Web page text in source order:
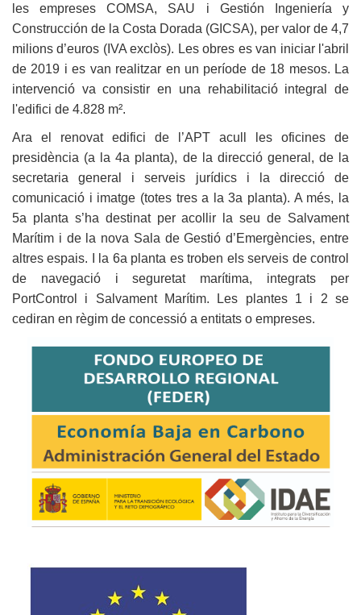
les empreses COMSA, SAU i Gestión Ingeniería y
Construcción de la Costa Dorada (GICSA), per valor de 4,7
milions d’euros (IVA exclòs). Les obres es van iniciar l'abril
de 2019 i es van realitzar en un període de 18 mesos. La
intervenció va consistir en una rehabilitació integral de
l'edifici de 4.828 m².
Ara el renovat edifici de l’APT acull les oficines de
presidència (a la 4a planta), de la direcció general, de la
secretaria general i serveis jurídics i la direcció de
comunicació i imatge (totes tres a la 3a planta). A més, la
5a planta s’ha destinat per acollir la seu de Salvament
Marítim i de la nova Sala de Gestió d’Emergències, entre
altres espais. I la 6a planta es troben els serveis de control
de navegació i seguretat marítima, integrats per
PortControl i Salvament Marítim. Les plantes 1 i 2 se
cediran en règim de concessió a entitats o empreses.